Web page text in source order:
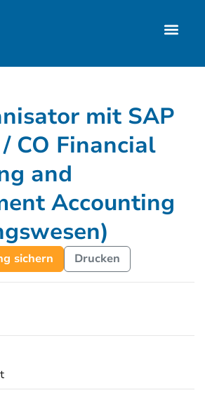
mit SAP
CO Financial
and
Accounting
sichern Drucken